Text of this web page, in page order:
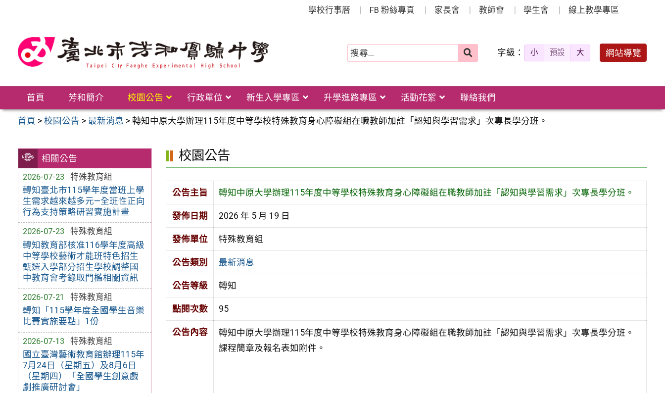
學校行事曆 FB 粉絲專頁 家長會 教師會 學生會 線上教學專區
字級： 小 預設 大 網站導覽
首頁 芳和簡介 校園公告 行政單位 新生入學專區 升學進路專區 活動花絮 聯絡我們
首頁 >校園公告 > 最新消息 >轉知中原大學辦理115年度中等學校特殊教育身心障礙組在職教師加註「認知與學習需求」次專長學分班。
相關公告
2026-07-23
特殊教育組
轉知臺北市115學年度當班上學
生需求越來越多元—全班性正向
行為支持策略研習實施計畫
2026-07-23
特殊教育組
轉知教育部核准116學年度高級
中等學校藝術才能班特色招生
甄選入學部分招生學校調整國
中教育會考錄取門檻相關資訊
2026-07-21
特殊教育組
轉知「115學年度全國學生音樂
比賽實施要點」1份
2026-07-13
特殊教育組
國立臺灣藝術教育館辦理115年
7月24日（星期五）及8月6日
（星期四）「全國學生創意戲
劇推廣研討會」
校園公告
公告主旨 轉知中原大學辦理115年度中等學校特殊教育身心障礙組在職教師加註「認知與學習需求」次專長學分班。
發佈日期 2026 年 5 月 19 日
發佈單位 特殊教育組
公告類別 最新消息
公告等級 轉知
點閱次數 95
公告內容
轉知中原大學辦理115年度中等學校特殊教育身心障礙組在職教師加註「認知與學習需求」次專長學分班。
課程簡章及報名表如附件。